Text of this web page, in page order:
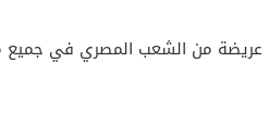
عريضة من الشعب المصري في جميع